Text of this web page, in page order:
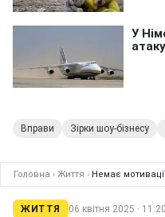
Вправи Зірки шоу-бізнесу
Головна › Життя › Немає
ЖИТТЯ 06 квітня 2025 · 11:20